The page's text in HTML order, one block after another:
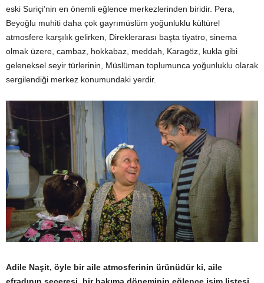
eski Suriçi’nin en önemli eğlence merkezlerinden biridir. Pera,
Beyoğlu muhiti daha çok gayrımüslüm yoğunluklu kültürel
atmosfere karşılık gelirken, Direklerarası başta tiyatro, sinema
olmak üzere, cambaz, hokkabaz, meddah, Karagöz, kukla gibi
geleneksel seyir türlerinin, Müslüman toplumunca yoğunluklu olarak
sergilendiği merkez konumundaki yerdir.
Adile Naşit, öyle bir aile atmosferinin ürünüdür ki, aile